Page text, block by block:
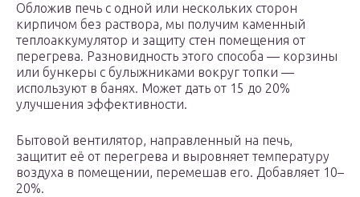
Обложив печь с одной или нескольких сторон
кирпичом без раствора, мы получим каменный
теплоаккумулятор и защиту стен помещения от
перегрева. Разновидность этого способа — корзины
или бункеры с булыжниками вокруг топки —
используют в банях. Может дать от 15 до 20%
улучшения эффективности.
Бытовой вентилятор, направленный на печь,
защитит её от перегрева и выровняет температуру
воздуха в помещении, перемешав его. Добавляет 10–
20%.